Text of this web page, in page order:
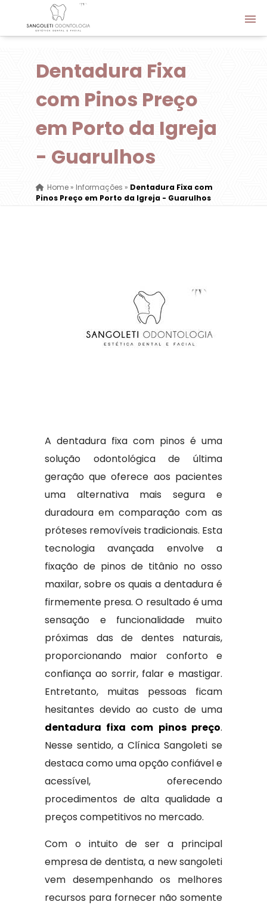
Dentadura Fixa
com Pinos Preço
em Porto da Igreja
- Guarulhos
Home» Informações » Dentadura Fixa com
Pinos Preço em Porto da Igreja - Guarulhos
A dentadura fixa com pinos é uma
solução odontológica de última
geração que oferece aos pacientes
uma alternativa mais segura e
duradoura em comparação com as
próteses removíveis tradicionais. Esta
tecnologia avançada envolve a
fixação de pinos de titânio no osso
maxilar, sobre os quais a dentadura é
firmemente presa. O resultado é uma
sensação e funcionalidade muito
próximas das de dentes naturais,
proporcionando maior conforto e
confiança ao sorrir, falar e mastigar.
Entretanto, muitas pessoas ficam
hesitantes devido ao custo de uma
dentadura fixa com pinos preço.
Nesse sentido, a Clínica Sangoleti se
destaca como uma opção confiável e
acessível, oferecendo
procedimentos de alta qualidade a
preços competitivos no mercado.
Com o intuito de ser a principal
empresa de dentista, a new sangoleti
vem desempenhando os melhores
recursos para fornecer não somente